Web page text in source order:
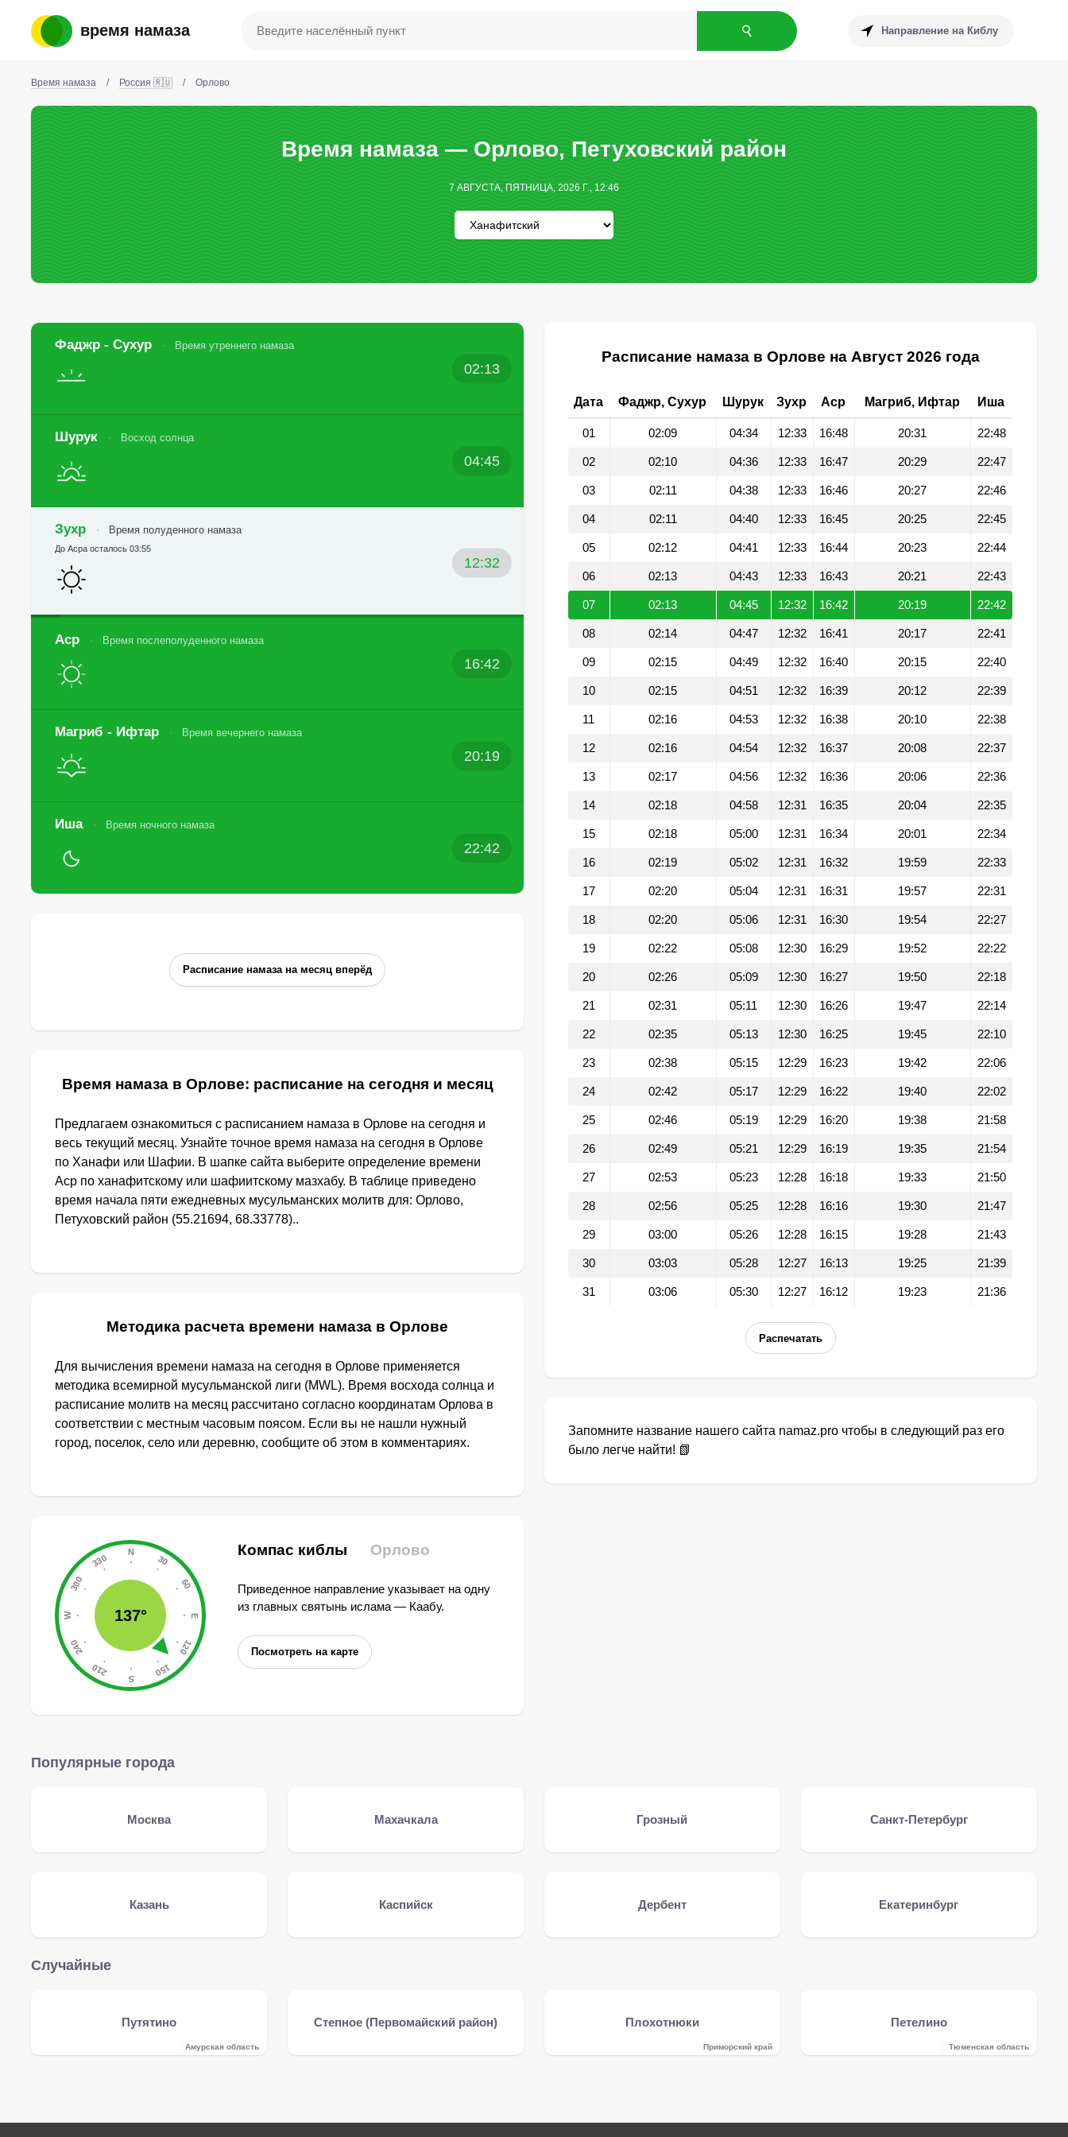
время намаза Направление на Киблу
Время намаза / Россия 🇷🇺 / Орлово
Время намаза — Орлово, Петуховский район
7 АВГУСТА, ПЯТНИЦА, 2026 Г., 12:46
Фаджр - Сухур Время утреннего намаза
02:13
Шурук Восход солнца
04:45
Зухр Время полуденного намаза
12:32
До Асра осталось 03:55
Аср Время послеполуденного намаза
16:42
Магриб - Ифтар Время вечернего намаза
20:19
Иша Время ночного намаза
22:42
Расписание намаза на месяц вперёд
Время намаза в Орлове: расписание на сегодня и месяц
Предлагаем ознакомиться с расписанием намаза в Орлове на сегодня и
весь текущий месяц. Узнайте точное время намаза на сегодня в Орлове
по Ханафи или Шафии. В шапке сайта выберите определение времени
Аср по ханафитскому или шафиитскому мазхабу. В таблице приведено
время начала пяти ежедневных мусульманских молитв для: Орлово,
Петуховский район (55.21694, 68.33778)..
Методика расчета времени намаза в Орлове
Для вычисления времени намаза на сегодня в Орлове применяется
методика всемирной мусульманской лиги (MWL). Время восхода солнца и
расписание молитв на месяц рассчитано согласно координатам Орлова в
соответствии с местным часовым поясом. Если вы не нашли нужный
город, поселок, село или деревню, сообщите об этом в комментариях.
137°
Компас киблы Орлово
Приведенное направление указывает на одну
из главных святынь ислама — Каабу.
Посмотреть на карте
Расписание намаза в Орлове на Август 2026 года
Дата Фаджр, Сухур Шурук Зухр Аср Магриб, Ифтар Иша
01 02:09 04:34 12:33 16:48 20:31 22:48
02 02:10 04:36 12:33 16:47 20:29 22:47
03 02:11 04:38 12:33 16:46 20:27 22:46
04 02:11 04:40 12:33 16:45 20:25 22:45
05 02:12 04:41 12:33 16:44 20:23 22:44
06 02:13 04:43 12:33 16:43 20:21 22:43
07 02:13 04:45 12:32 16:42 20:19 22:42
08 02:14 04:47 12:32 16:41 20:17 22:41
09 02:15 04:49 12:32 16:40 20:15 22:40
10 02:15 04:51 12:32 16:39 20:12 22:39
11 02:16 04:53 12:32 16:38 20:10 22:38
12 02:16 04:54 12:32 16:37 20:08 22:37
13 02:17 04:56 12:32 16:36 20:06 22:36
14 02:18 04:58 12:31 16:35 20:04 22:35
15 02:18 05:00 12:31 16:34 20:01 22:34
16 02:19 05:02 12:31 16:32 19:59 22:33
17 02:20 05:04 12:31 16:31 19:57 22:31
18 02:20 05:06 12:31 16:30 19:54 22:27
19 02:22 05:08 12:30 16:29 19:52 22:22
20 02:26 05:09 12:30 16:27 19:50 22:18
21 02:31 05:11 12:30 16:26 19:47 22:14
22 02:35 05:13 12:30 16:25 19:45 22:10
23 02:38 05:15 12:29 16:23 19:42 22:06
24 02:42 05:17 12:29 16:22 19:40 22:02
25 02:46 05:19 12:29 16:20 19:38 21:58
26 02:49 05:21 12:29 16:19 19:35 21:54
27 02:53 05:23 12:28 16:18 19:33 21:50
28 02:56 05:25 12:28 16:16 19:30 21:47
29 03:00 05:26 12:28 16:15 19:28 21:43
30 03:03 05:28 12:27 16:13 19:25 21:39
31 03:06 05:30 12:27 16:12 19:23 21:36
Распечатать
Запомните название нашего сайта namaz.pro чтобы в следующий раз его
было легче найти! 📗
Популярные города
Москва Махачкала Грозный Санкт-Петербург
Казань Каспийск Дербент Екатеринбург
Случайные
Путятино
Амурская область
Степное (Первомайский район) Плохотнюки
Приморский край
Петелино
Тюменская область